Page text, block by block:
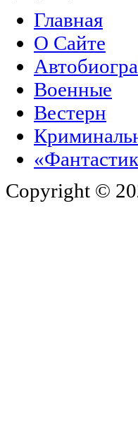
Главная
О Сайте
Военные
Вестерн
Copyright ©